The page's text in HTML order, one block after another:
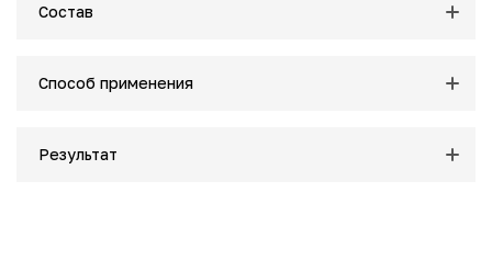
Антивозрастное действие
Состав
Способ применения
Результат